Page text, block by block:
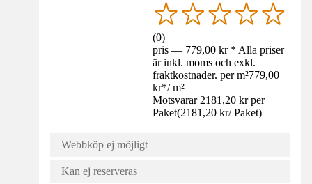
(0)
pris — 779,00 kr * Alla priser
är inkl. moms och exkl.
fraktkostnader. per m²779,00
kr*/ m²
Motsvarar 2181,20 kr per
Paket(2181,20 kr/ Paket)
Webbköp ej möjligt
Kan ej reserveras